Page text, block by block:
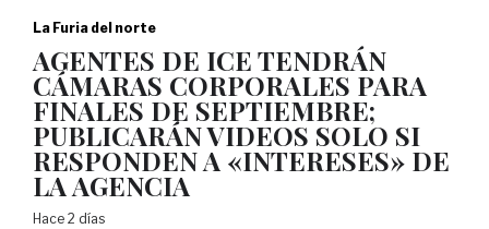
La Furia del norte
AGENTES DE ICE TENDRÁN
CÁMARAS CORPORALES PARA
FINALES DE SEPTIEMBRE;
PUBLICARÁN VIDEOS SOLO SI
RESPONDEN A «INTERESES» DE
LA AGENCIA
Hace 2 días